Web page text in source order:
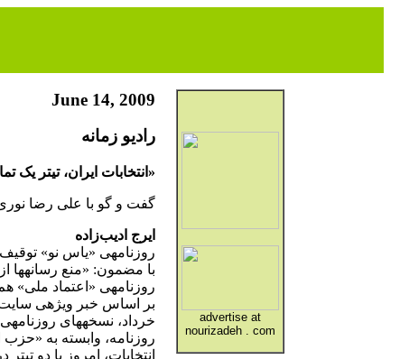
June 14, 2009
راديو زمانه
«انتخابات ایران، تیتر یک
گفت و گو با علی رضا
ایرج ادیب‌زاده
روزنامه‏ی «یاس نو»
با مضمون: «منع رسانه‏ها
روزنامه‏ی «اعتماد ملی»
خرداد، نسخه‏های
روزنامه، وابسته به
انتخابات، امروز با دو
advertise at
nourizadeh . com